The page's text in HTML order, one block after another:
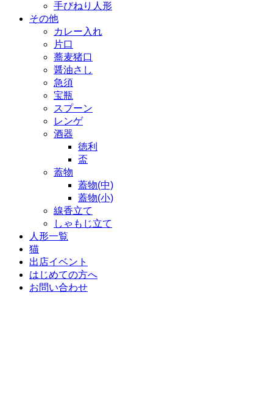
手びねり人形
その他
カレー入れ
片口
蕎麦猪口
醤油さし
急須
宝瓶
スプーン
レンゲ
酒器
徳利
盃
蓋物
蓋物(中)
蓋物(小)
線香立て
しゃもじ立て
人形一覧
猫
出店イベント
はじめての方へ
お問い合わせ